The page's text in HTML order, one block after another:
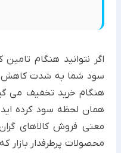
اگر نتوانید هنگام
سود شما به شدت کاهش
هنگام خرید تخفیف می
همان لحظه سود کرده
معنی فروش کالاهای
محصولات پرطرفدار